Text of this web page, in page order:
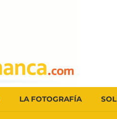
LA FOTOGRAFÍA